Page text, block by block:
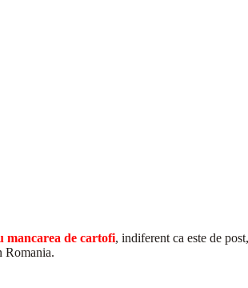
mancarea de cartofi, indiferent ca este de
Romania.